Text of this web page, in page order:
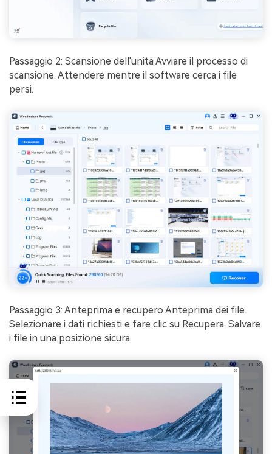
Passaggio 2: Scansione dell'unità Avviare il processo di
scansione. Attendere mentre il software cerca i file
persi.
Passaggio 3: Anteprima e recupero Anteprima dei file.
Selezionare i dati richiesti e fare clic su Recupera. Salvare
i file in una posizione sicura.